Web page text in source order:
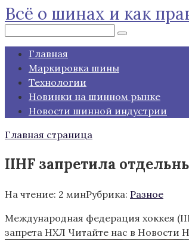
Перейти
к
контенту
Всё о шинах и как
Главная
Маркировка шины
Технологии
Новинки на шинном рынке
Новости шинной индустрии
Главная страница
IIHF запретила
На чтение: 2 минРубрика: Разное
Международная федерация хоккея
запрета НХЛ Читайте нас в Новости